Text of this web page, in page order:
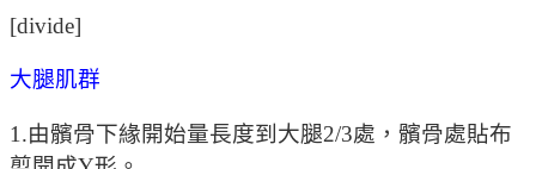
[divide]
大腿肌群
1.由髕骨下緣開始量長度到大腿2/3處，髕骨處貼布